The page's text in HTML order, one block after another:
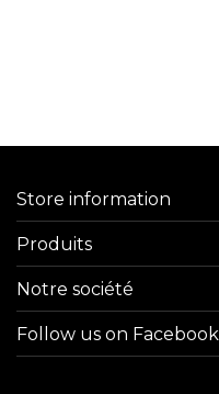
Store information
Produits
Notre société
Follow us on Facebook